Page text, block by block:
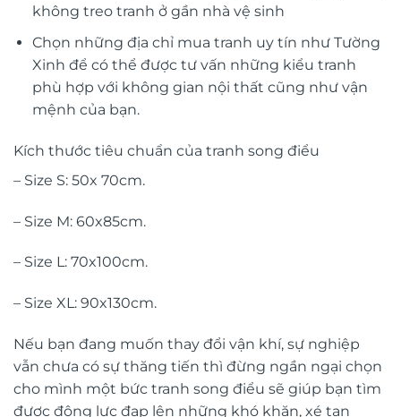
không treo tranh ở gần nhà vệ sinh
Chọn những địa chỉ mua tranh uy tín như Tường
Xinh để có thể được tư vấn những kiểu tranh
phù hợp với không gian nội thất cũng như vận
mệnh của bạn.
Kích thước tiêu chuẩn của tranh song điểu
– Size S: 50x 70cm.
– Size M: 60x85cm.
– Size L: 70x100cm.
– Size XL: 90x130cm.
Nếu bạn đang muốn thay đổi vận khí, sự nghiệp
vẫn chưa có sự thăng tiến thì đừng ngần ngại chọn
cho mình một bức tranh song điểu sẽ giúp bạn tìm
được động lực đạp lên những khó khăn, xé tan